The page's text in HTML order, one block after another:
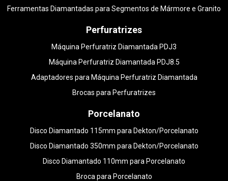
Ferramentas Diamantadas para Segmentos de Mármore e Granito
Perfuratrizes
Máquina Perfuratriz Diamantada PDJ3
Máquina Perfuratriz Diamantada PDJ8.5
Adaptadores para Máquina Perfuratriz Diamantada
Brocas para Perfuratrizes
Porcelanato
Disco Diamantado 115mm para Dekton/Porcelanato
Disco Diamantado 350mm para Dekton/Porcelanato
Disco Diamantado 110mm para Porcelanato
Broca para Porcelanato